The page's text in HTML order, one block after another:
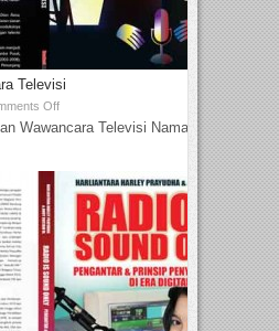
Televisi
Off
Wawancara Televisi Nama